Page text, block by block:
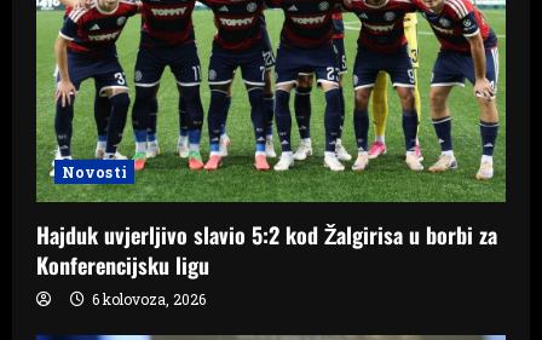
Novosti
Hajduk uvjerljivo slavio 5:2 kod Žalgirisa u borbi za
Konferencijsku ligu
6 kolovoza, 2026